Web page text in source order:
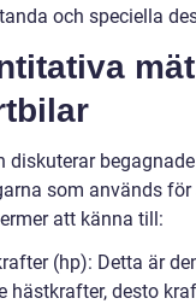
och speciella
diskuterar
som används
att känna till:
(hp): Detta är
hästkrafter, desto